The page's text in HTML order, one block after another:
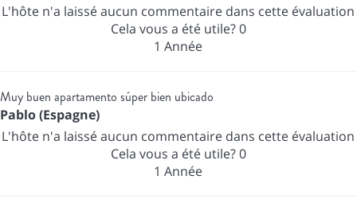
L'hôte n'a laissé aucun commentaire dans cette évaluation
Cela vous a été utile?0
1 Année
Muy buen apartamento súper bien ubicado
Pablo (Espagne)
L'hôte n'a laissé aucun commentaire dans cette évaluation
Cela vous a été utile?0
1 Année